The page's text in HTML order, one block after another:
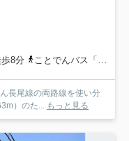
8分
ことでんバス「楠上町（ことでんバス）」バス停下車 徒歩3分
長尾線の両路線を使い分
）のた... もっと見る